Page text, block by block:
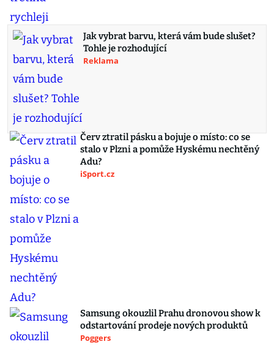
Jak vybrat barvu, která vám bude slušet?
Tohle je rozhodující
Reklama
Červ ztratil pásku a bojuje o místo: co se
stalo v Plzni a pomůže Hyskému nechtěný
Adu?
iSport.cz
Samsung okouzlil Prahu dronovou show k
odstartování prodeje nových produktů
Poggers